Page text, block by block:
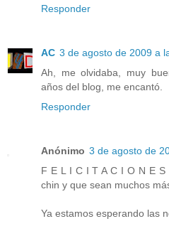
Responder
AC 3 de agosto de 2009 a
Ah, me olvidaba, muy
años del blog, me encantó.
Responder
Anónimo 3 de agosto de
F E L I C I T A C I O N E
chin y que sean muchos
Ya estamos esperando las